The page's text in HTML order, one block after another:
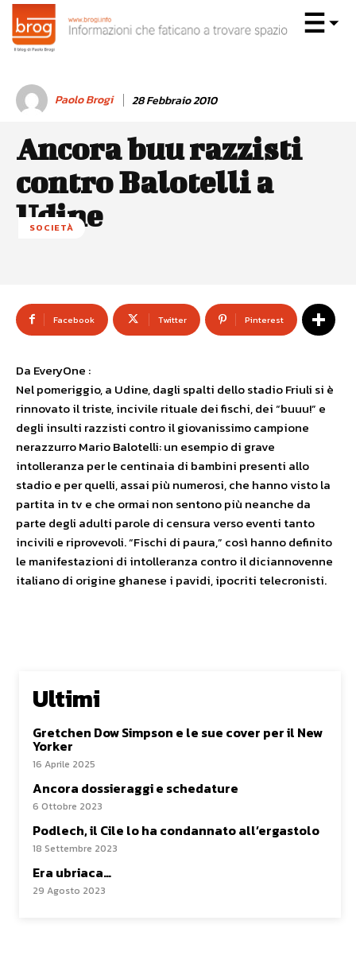
Paolo Brogi 28 Febbraio 2010
Ancora buu razzisti
contro Balotelli a
Udine
SOCIETÀ
Facebook Twitter Pinterest
Da EveryOne :
Nel pomeriggio, a Udine, dagli spalti dello stadio Friuli si è
rinnovato il triste, incivile rituale dei fischi, dei “buuu!” e
degli insulti razzisti contro il giovanissimo campione
nerazzurro Mario Balotelli: un esempio di grave
intolleranza per le centinaia di bambini presenti allo
stadio e per quelli, assai più numerosi, che hanno visto la
partita in tv e che ormai non sentono più neanche da
parte degli adulti parole di censura verso eventi tanto
incivili e riprovevoli. “Fischi di paura,” così hanno definito
le manifestazioni di intolleranza contro il diciannovenne
italiano di origine ghanese i pavidi, ipocriti telecronisti.
Ultimi
Gretchen Dow Simpson e le sue cover per il New
Yorker
16 Aprile 2025
Ancora dossieraggi e schedature
6 Ottobre 2023
Podlech, il Cile lo ha condannato all’ergastolo
18 Settembre 2023
Era ubriaca…
29 Agosto 2023